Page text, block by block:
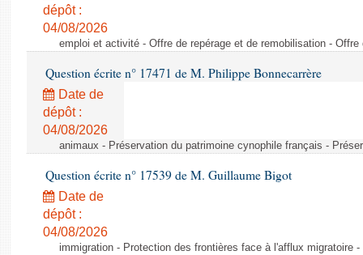
dépôt :
04/08/2026
emploi et activité - Offre de repérage et de remobilisation -
Question écrite n° 17471 de M. Philippe Bonnecarrère
Date de
dépôt :
04/08/2026
animaux - Préservation du patrimoine cynophile français -
Question écrite n° 17539 de M. Guillaume Bigot
Date de
dépôt :
04/08/2026
immigration - Protection des frontières face à l'afflux migratoire